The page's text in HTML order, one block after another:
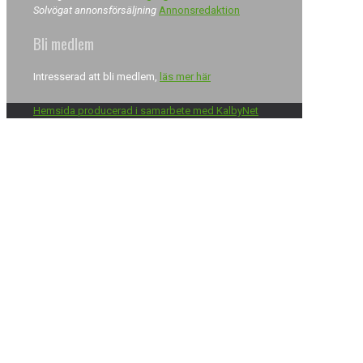
Solvögat annonsförsäljning Annonsredaktion
Bli medlem
Intresserad att bli medlem, läs mer här
Hemsida producerad i samarbete med KalbyNet